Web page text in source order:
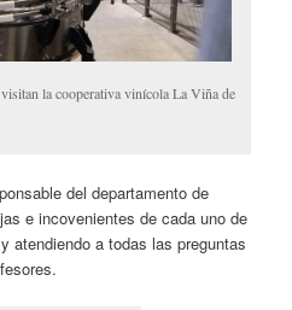
la cooperativa vinícola La Viña de
del departamento de
e incovenientes de cada uno de
atendiendo a todas las preguntas